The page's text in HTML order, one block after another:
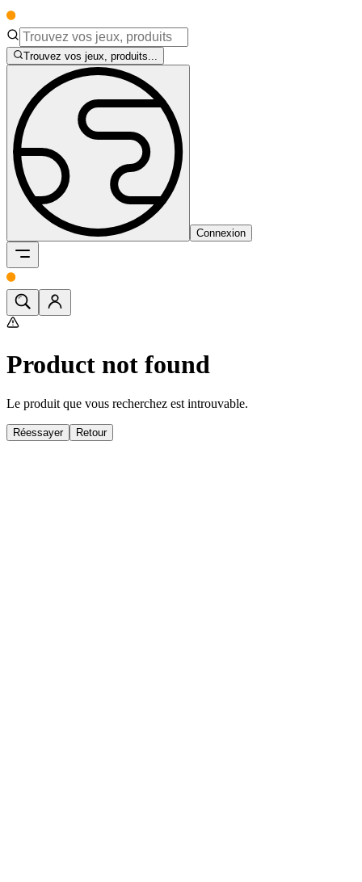
Trouvez vos jeux, produits...
Connexion
Product not found
Le produit que vous recherchez est introuvable.
Réessayer Retour